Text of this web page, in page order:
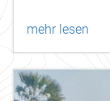
mehr lesen